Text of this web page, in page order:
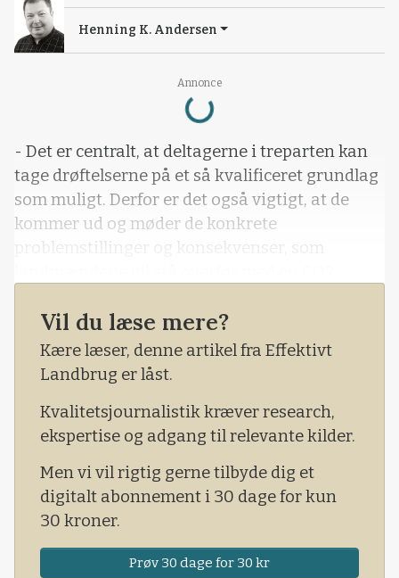
Annonce
Loading...
Henning K. Andersen
- Det er centralt, at deltagerne i treparten kan
tage drøftelserne på et så kvalificeret grundlag
som muligt. Derfor er det også vigtigt, at de
kommer ud og møder de konkrete
problemstillinger og konsekvenser, som
grundlæggende, når man skal ind og forhandle
et emne med så store og vidtgående
konsekvenser for et helt erhverv.
Vil du læse mere?
Kære læser, denne artikel fra Effektivt
Landbrug er låst.
Kvalitetsjournalistik kræver research,
ekspertise og adgang til relevante kilder.
Men vi vil rigtig gerne tilbyde dig et
digitalt abonnement i 30 dage for kun
30 kroner.
Prøv 30 dage for 30 kr